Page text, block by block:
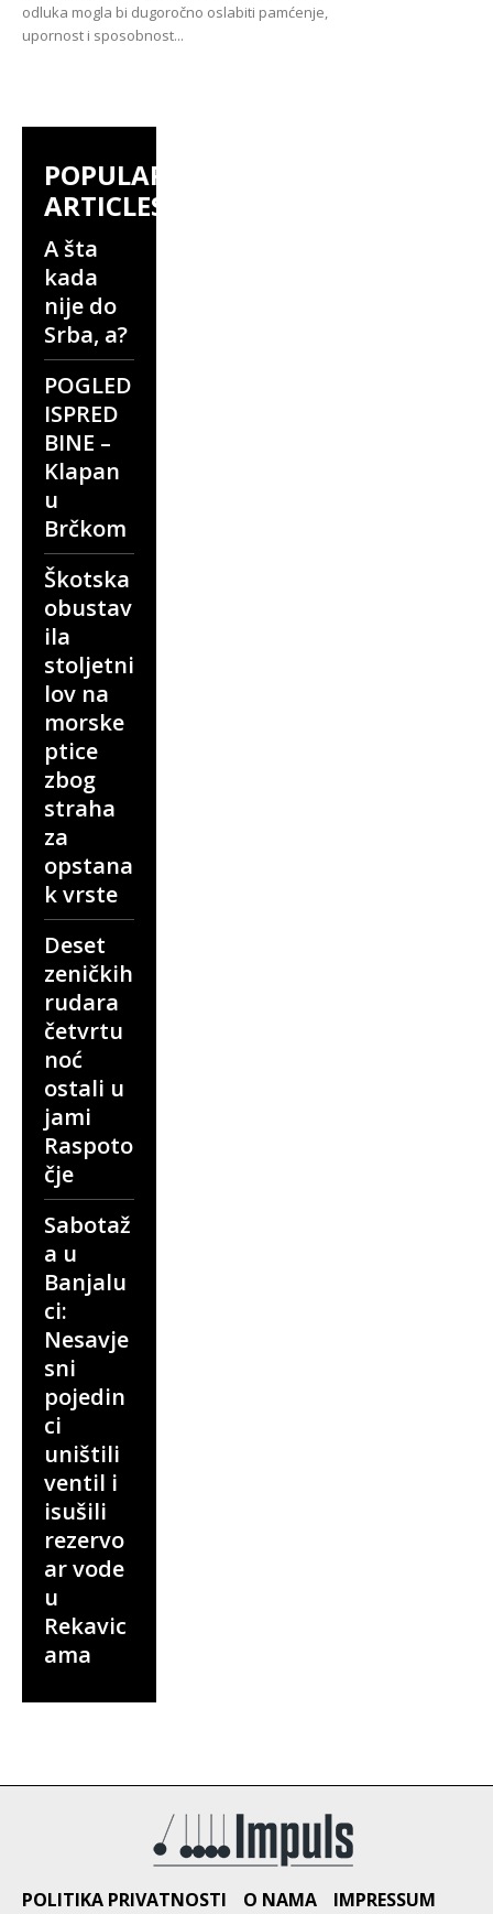
odluka mogla bi dugoročno oslabiti pamćenje,
upornost i sposobnost...
POPULAR
ARTICLES
A šta
kada
nije do
Srba, a?
POGLED
ISPRED
BINE –
Klapan
u
Brčkom
Škotska
obustav
ila
stoljetni
lov na
morske
ptice
zbog
straha
za
opstana
k vrste
Deset
zeničkih
rudara
četvrtu
noć
ostali u
jami
Raspoto
čje
Sabotaž
a u
Banjalu
ci:
Nesavje
sni
pojedin
ci
uništili
ventil i
isušili
rezervo
ar vode
u
Rekavic
ama
POLITIKA PRIVATNOSTI O NAMA IMPRESSUM